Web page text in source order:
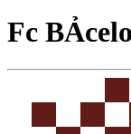
Fc